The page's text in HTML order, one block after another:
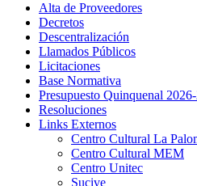
Alta de Proveedores
Decretos
Descentralización
Llamados Públicos
Licitaciones
Base Normativa
Presupuesto Quinquenal
Resoluciones
Links Externos
Centro Cultural La
Centro Cultural MEM
Centro Unitec
Sucive